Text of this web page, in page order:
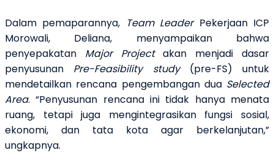
Dalam pemaparannya, Team LeaderPekerjaan ICP
Morowali, Deliana, menyampaikan bahwa
penyepakatan Major Projectakan menjadi dasar
penyusunan Pre-Feasibility study(pre-FS) untuk
mendetailkan rencana pengembangan dua Selected
Area. “Penyusunan rencana ini tidak hanya menata
ruang, tetapi juga mengintegrasikan fungsi sosial,
ekonomi, dan tata kota agar berkelanjutan,”
ungkapnya.